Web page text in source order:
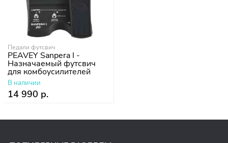
Педали футсвич
PEAVEY Sanpera I -
Назначаемый футсвич
для комбоусилителей
В наличии
14 990 р.